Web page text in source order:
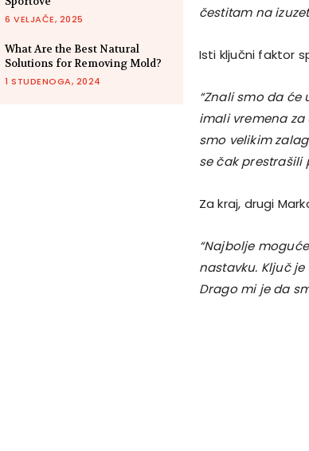
6 VELJAČE, 2025
What Are the Best Natural
Solutions for Removing Mold?
1 STUDENOGA, 2024
čestitam na
Isti ključni faktor
“Znali smo da
imali vremena
smo velikim
se čak prestrašili
Za kraj, drugi
“Najbolje
nastavku. Ključ
Drago mi je da